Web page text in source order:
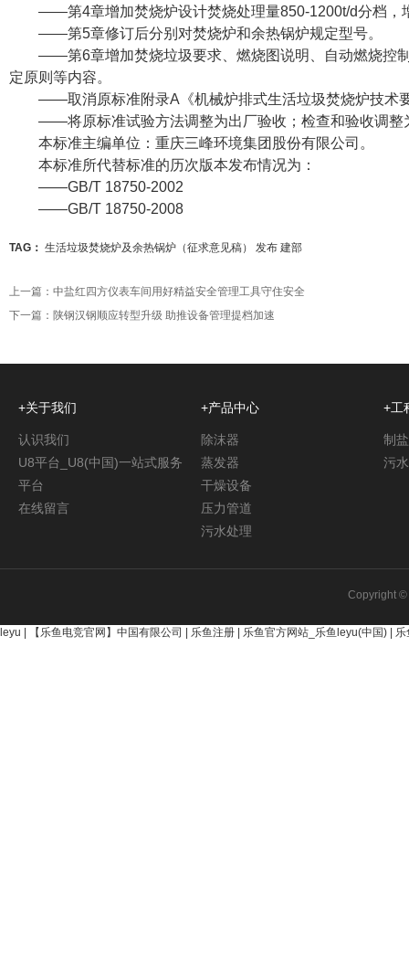
——第4章增加焚烧炉设计焚烧处理量850-1200t/d分档，
——第5章修订后分别对焚烧炉和余热锅炉规定型号。
——第6章增加焚烧垃圾要求、燃烧图说明、自动燃烧控
定原则等内容。
——取消原标准附录A《机械炉排式生活垃圾焚烧炉技术
——将原标准试验方法调整为出厂验收；检查和验收调整
本标准主编单位：重庆三峰环境集团股份有限公司。
本标准所代替标准的历次版本发布情况为：
——GB/T 18750-2002
——GB/T 18750-2008
TAG： 生活垃圾焚烧炉及余热锅炉（征求意见稿） 发布 建部
上一篇： 中盐红四方仪表车间用好精益安全管理工具守住安全
下一篇： 陕钢汉钢顺应转型升级 助推设备管理提档加速
+关于我们
认识我们
U8平台_U8(中国)一站式服务
平台
在线留言
+产品中心
除沫器
蒸发器
干燥设备
压力管道
污水处理
+工
制
污
Copyright ©
leyu 【乐鱼电竞官网】中国有限公司 乐鱼注册 乐鱼官方网站_乐鱼leyu(中国) 乐